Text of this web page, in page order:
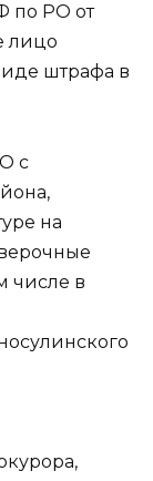
по РО от
лицо
штрафа в
с
на
числе в